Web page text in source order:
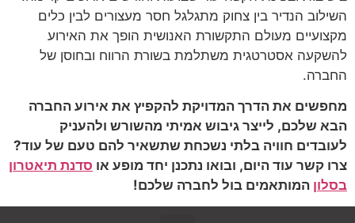
השילוב הנדיר בין צחוק מתגלגל חסר מעצורים לבין כלים
מקצועיים מעולם התקשורת האנושית הופך את האירוע
להשקעה אסטרטגית משתלמת בשורת הרווח ובחוסן של
החברה.
מחפשים את הדרך המדויקת להקפיץ את אירוע החברה
הבא שלכם, לייצר גיבוש אמיתי מהשורש ולהעניק
לעובדים חוויה בלתי נשכחת שתשאיר להם טעם של עוד?
צרו קשר עוד היום, ובואו נתכנן יחד מופע או סדנת תיאטרון
בסלון המותאמים בול לחברה שלכם!